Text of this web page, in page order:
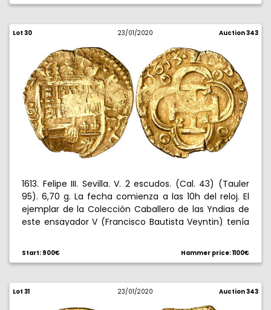
Lot 30 23/01/2020 Auction 343
1613. Felipe III. Sevilla. V. 2 escudos. (Cal. 43) (Tauler
95). 6,70 g. La fecha comienza a las 10h del reloj. El
ejemplar de la Colección Caballero de las Yndias de
este ensayador V (Francisco Bautista Veyntin) tenía
descuidada. Precioso color. Ex Colección Isabel de
Trastámara 15/12/2016, nº 592. Muy rara. MBC+.
Start: 900€ Hammer price: 1100€
Lot 31 23/01/2020 Auction 343